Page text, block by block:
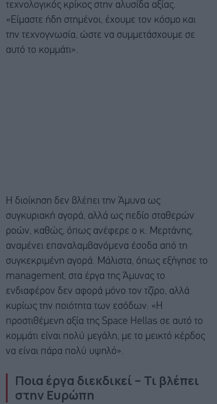
τεχνολογικός κρίκος στην αλυσίδα αξίας.
«Είμαστε ήδη στημένοι, έχουμε τον κόσμο και
την τεχνογνωσία, ώστε να συμμετάσχουμε σε
αυτό το κομμάτι».
Η διοίκηση δεν βλέπει την Άμυνα ως
συγκυριακή αγορά, αλλά ως πεδίο σταθερών
ροών, καθώς, όπως ανέφερε ο κ. Μερτάνης,
αναμένει επαναλαμβανόμενα έσοδα από τη
συγκεκριμένη αγορά. Μάλιστα, όπως εξήγησε το
management, στα έργα της Άμυνας το
ενδιαφέρον δεν αφορά μόνο τον τζίρο, αλλά
κυρίως την ποιότητα των εσόδων: «Η
προστιθέμενη αξία της Space Hellas σε αυτό το
κομμάτι είναι πολύ μεγάλη, με το μεικτό κέρδος
να είναι πάρα πολύ υψηλό».
Ποια έργα διεκδικεί – Τι βλέπει
στην Ευρώπη